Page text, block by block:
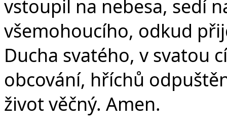
vstoupil na nebesa, sedí
všemohoucího, odkud
Ducha svatého, v svatou
obcování, hříchů
život věčný. Amen.